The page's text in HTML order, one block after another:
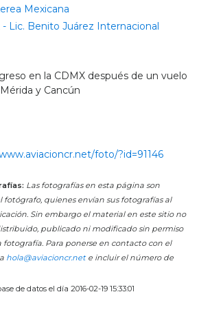
Mexicana
Lic. Benito Juárez Internacional
en la CDMX después de un vuelo
y Cancún
foto/?id=91146
Las fotografías en esta página son
quienes envían sus fotografías al
Sin embargo el material en este sitio no
publicado ni modificado sin permiso
fotografía. Para ponerse en contacto con el
hola@aviacioncr.nete incluir el número de
de datos el día 2016-02-19 15:33:01